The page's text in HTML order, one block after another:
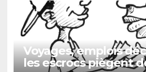
Voyages, emplois
les escrocs piègent